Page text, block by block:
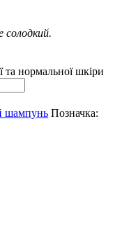
солодкий.
нормальної шкіри
шампунь Позначка: